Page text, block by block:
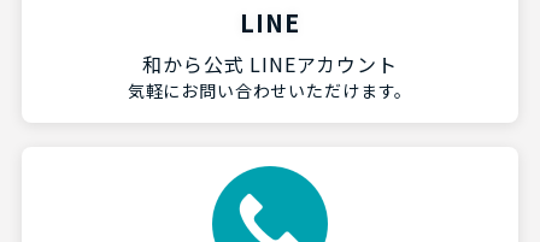
LINE
和から公式 LINEアカウント
気軽にお問い合わせいただけます。